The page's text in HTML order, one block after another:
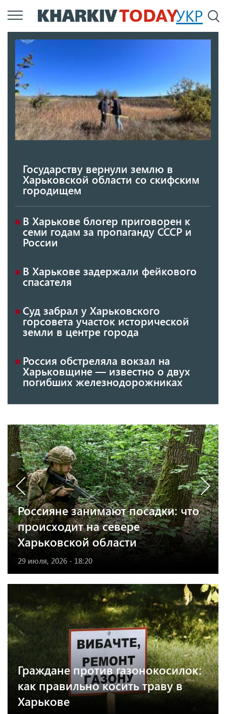
Перейти
к
УКР
Государству вернули землю в
Харьковской области со скифским
городищем
В Харькове блогер приговорен к
семи годам за пропаганду СССР и
России
В Харькове задержали фейкового
спасателя
Суд забрал у Харьковского
горсовета участок исторической
земли в центре города
Россия обстреляла вокзал на
Харьковщине — известно о двух
погибших железнодорожниках
Россияне занимают посадки: что
происходит на севере
Харьковской области
29 июля, 2026 - 18:20
Граждане против газонокосилок:
как правильно косить траву в
Харькове